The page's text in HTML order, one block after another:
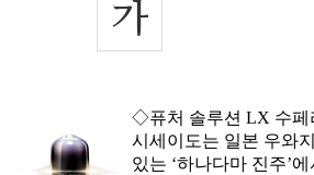
◇퓨처 솔루션 LX 수페
시세이도는 일본 우와
있는 ‘하나다마 진주’